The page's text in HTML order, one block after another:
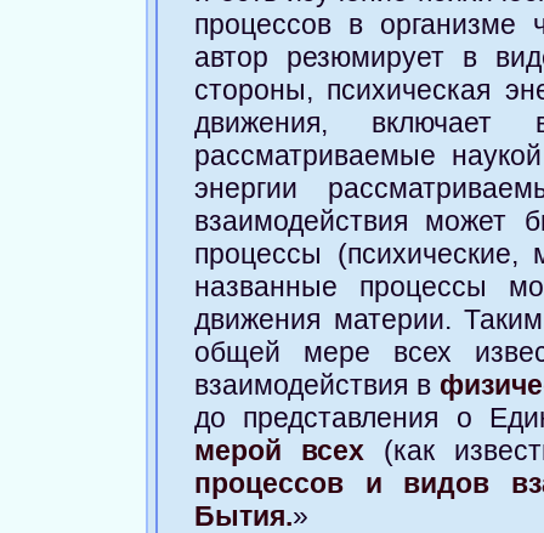
процессов в организме
автор резюмирует в
стороны, психическая
движения,
рассматриваемые
энергии
взаимодействия может
процессы
названные процессы
движения материи.
общей мере всех
взаимодействия в
до представления о
мерой всех (как
процессов и видов
Бытия.»